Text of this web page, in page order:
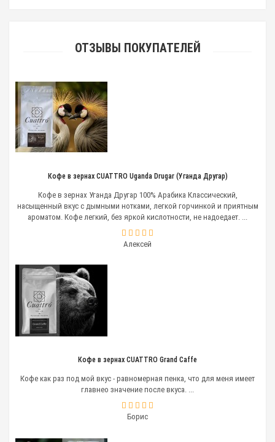
ОТЗЫВЫ ПОКУПАТЕЛЕЙ
Кофе в зернах CUATTRO Uganda Drugar (Уганда Другар)
Кофе в зернах Уганда Другар 100% Арабика Классический,
насыщенный вкус с дымными нотками, легкой горчинкой и приятным
ароматом. Кофе легкий, без яркой кислотности, не надоедает. ...
Алексей
Кофе в зернах CUATTRO Grand Caffe
Кофе как раз под мой вкус - равномерная пенка, что для меня имеет
главнео значение после вкуса. ...
Борис